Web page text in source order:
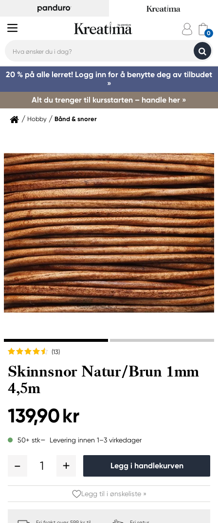
20 % på alle lerret! Logg inn for å benytte deg av tilbudet
»
Alt du trenger til kursstarten – handle her »
Hobby Bånd & snorer
(13)
Skinnsnor Natur/Brun 1mm
4,5m
139,90 kr
50+ stk Levering innen 1–3 virkedager
1 Legg i handlekurven
Legg til i ønskeliste »